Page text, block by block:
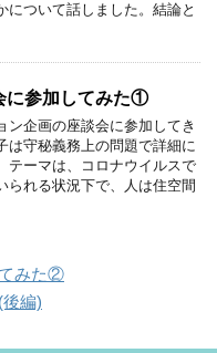
について話しました。結論と
に参加してみた①
ン企画の座談会に参加してき
は守秘義務上の問題で詳細に
テーマは、コロナウイルスで
られる状況下で、人は住空間
みた②
編)